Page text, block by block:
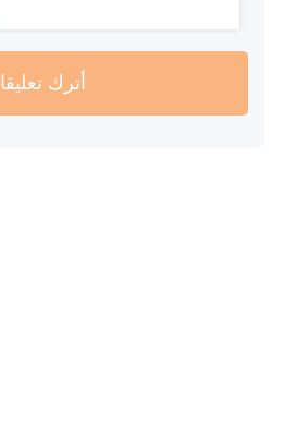
أترك تعليقا